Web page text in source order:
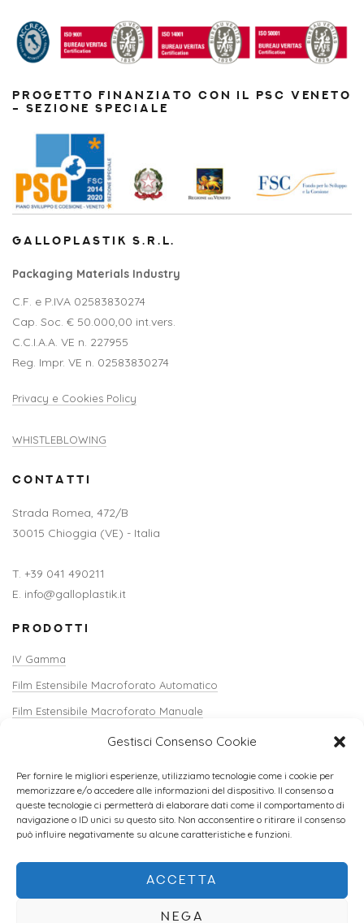
Gestisci Consenso Cookie
Per fornire le migliori esperienze, utilizziamo tecnologie come i cookie per
memorizzare e/o accedere alle informazioni del dispositivo. Il consenso a
queste tecnologie ci permetterà di elaborare dati come il comportamento di
navigazione o ID unici su questo sito. Non acconsentire o ritirare il consenso
può influire negativamente su alcune caratteristiche e funzioni.
ACCETTA
NEGA
PROGETTO FINANZIATO CON IL PSC VENETO
– SEZIONE SPECIALE
GALLOPLASTIK S.R.L.
Packaging Materials Industry
C.F. e P.IVA 02583830274
Cap. Soc. € 50.000,00 int.vers.
C.C.I.A.A. VE n. 227955
Reg. Impr. VE n. 02583830274
Privacy e Cookies Policy
WHISTLEBLOWING
CONTATTI
Strada Romea, 472/B
30015 Chioggia (VE) - Italia
T. +39 041 490211
E. info@galloplastik.it
PRODOTTI
IV Gamma
Film Estensibile Macroforato Automatico
Film Estensibile Macroforato Manuale
Copricassette
Angolari e Accessori
Terriccio
Pelabile